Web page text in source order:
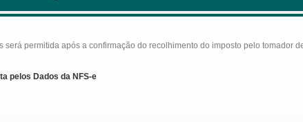
será permitida após a confirmação do recolhimento do imposto pelo tomador
pelos Dados da NFS-e